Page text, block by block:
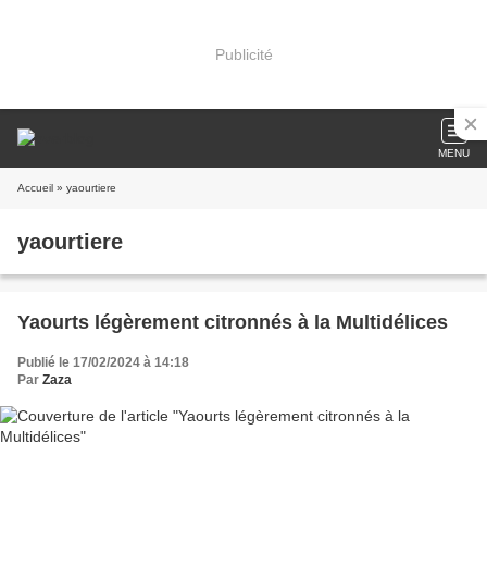
Publicité
MENU
Accueil » yaourtiere
yaourtiere
Yaourts légèrement citronnés à la Multidélices
Publié le 17/02/2024 à 14:18
Par Zaza